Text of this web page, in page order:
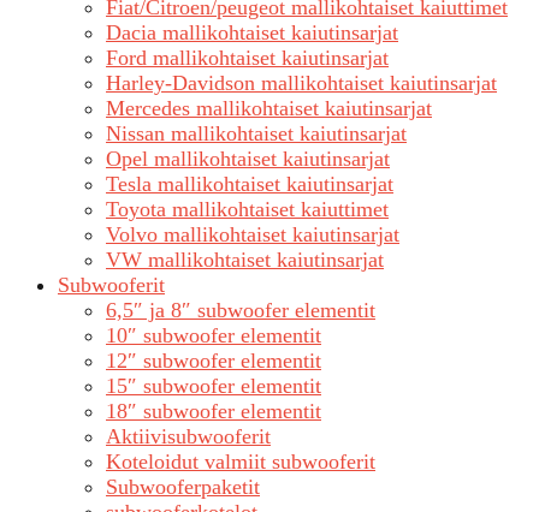
Fiat/Citroen/peugeot mallikohtaiset kaiuttimet
Dacia mallikohtaiset kaiutinsarjat
Ford mallikohtaiset kaiutinsarjat
Harley-Davidson mallikohtaiset kaiutinsarjat
Mercedes mallikohtaiset kaiutinsarjat
Nissan mallikohtaiset kaiutinsarjat
Opel mallikohtaiset kaiutinsarjat
Tesla mallikohtaiset kaiutinsarjat
Toyota mallikohtaiset kaiuttimet
Volvo mallikohtaiset kaiutinsarjat
VW mallikohtaiset kaiutinsarjat
Subwooferit
6,5″ ja 8″ subwoofer elementit
10″ subwoofer elementit
12″ subwoofer elementit
15″ subwoofer elementit
18″ subwoofer elementit
Aktiivisubwooferit
Koteloidut valmiit subwooferit
Subwooferpaketit